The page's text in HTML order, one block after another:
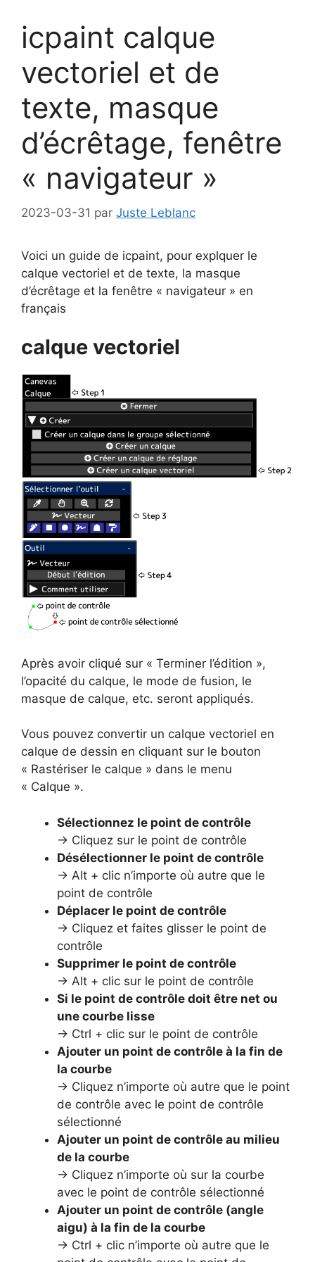
icpaint calque
vectoriel et de
texte, masque
d’écrêtage, fenêtre
« navigateur »
2023-03-31 par Juste Leblanc
Voici un guide de icpaint, pour explquer le
calque vectoriel et de texte, la masque
d’écrêtage et la fenêtre « navigateur » en
français
calque vectoriel
Après avoir cliqué sur « Terminer l’édition »,
l’opacité du calque, le mode de fusion, le
masque de calque, etc. seront appliqués.
Vous pouvez convertir un calque vectoriel en
calque de dessin en cliquant sur le bouton
« Rastériser le calque » dans le menu
« Calque ».
Sélectionnez le point de contrôle
→ Cliquez sur le point de contrôle
Désélectionner le point de contrôle
→ Alt + clic n’importe où autre que le
point de contrôle
Déplacer le point de contrôle
→ Cliquez et faites glisser le point de
contrôle
Supprimer le point de contrôle
→ Alt + clic sur le point de contrôle
Si le point de contrôle doit être net ou
une courbe lisse
→ Ctrl + clic sur le point de contrôle
Ajouter un point de contrôle à la fin de
la courbe
→ Cliquez n’importe où autre que le point
de contrôle avec le point de contrôle
sélectionné
Ajouter un point de contrôle au milieu
de la courbe
→ Cliquez n’importe où sur la courbe
avec le point de contrôle sélectionné
Ajouter un point de contrôle (angle
aigu) à la fin de la courbe
→ Ctrl + clic n’importe où autre que le